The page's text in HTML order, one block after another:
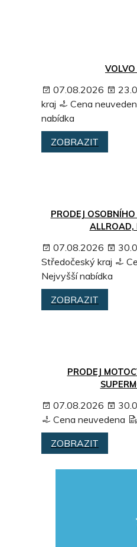
07.08.2026
kraj
Cena
nabídka
ZOBRAZIT
PRODEJ
ALLROAD,
07.08.2026
Středočeský kraj
Nejvyšší nabídka
ZOBRAZIT
PRODEJ
07.08.2026
Cena neuvedena
ZOBRAZIT